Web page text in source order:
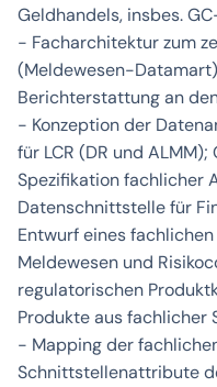
Geldhandels, insbes.
- Facharchitektur zum
(Meldewesen-
Berichterstattung an
- Konzeption der
für LCR (DR und
Spezifikation fachlicher
Datenschnittstelle für
Entwurf eines
Meldewesen und
regulatorischen
Produkte aus
- Mapping der
Schnittstellenattribute